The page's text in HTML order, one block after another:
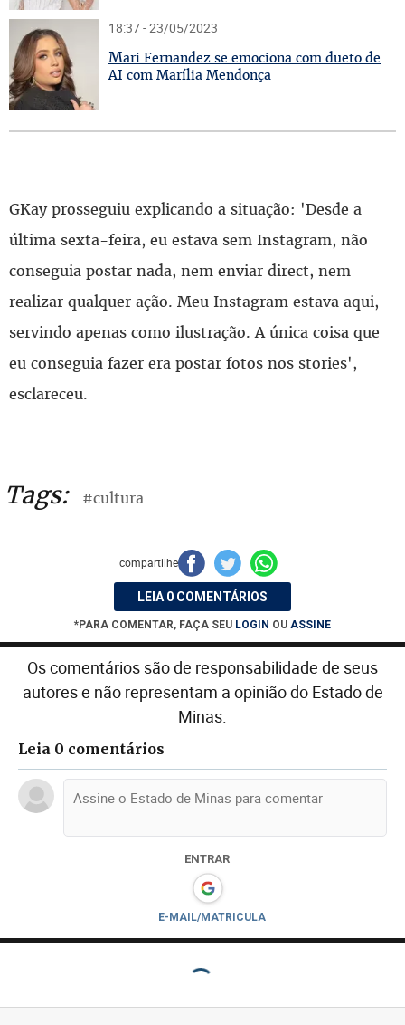
18:37 - 23/05/2023
Mari Fernandez se emociona com dueto de
AI com Marília Mendonça
GKay prosseguiu explicando a situação: 'Desde a
última sexta-feira, eu estava sem Instagram, não
conseguia postar nada, nem enviar direct, nem
realizar qualquer ação. Meu Instagram estava aqui,
servindo apenas como ilustração. A única coisa que
eu conseguia fazer era postar fotos nos stories',
esclareceu.
Tags: #cultura
compartilhe
LEIA 0 COMENTÁRIOS
*PARA COMENTAR, FAÇA SEU LOGIN OU ASSINE
Os comentários são de responsabilidade de seus
autores e não representam a opinião do Estado de
Minas.
Leia 0 comentários
ENTRAR
E-MAIL/MATRICULA